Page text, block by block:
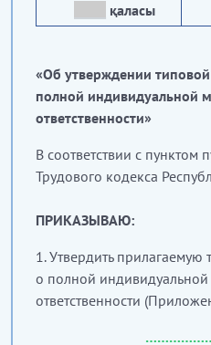
қаласы
«Об утверждении
полной индивидуальной
ответственности»
В соответствии с пунктом
Трудового кодекса
ПРИКАЗЫВАЮ:
1. Утвердить
о полной индивидуальной
ответственности